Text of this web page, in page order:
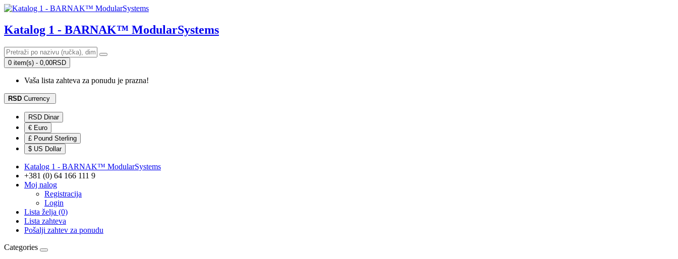
Katalog 1 - BARNAK™ ModularSystems
0 item(s) - 0,00RSD
Vaša lista zahteva za ponudu je prazna!
RSD Currency
RSD Dinar
€ Euro
£ Pound Sterling
$ US Dollar
Katalog 1 - BARNAK™ ModularSystems
+381 (0) 64 166 111 9
Moj nalog
Registracija
Login
Lista želja (0)
Lista zahteva
Pošalji zahtev za ponudu
Categories